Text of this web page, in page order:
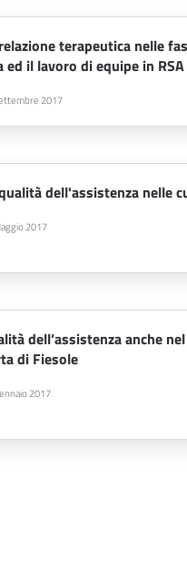
terapeutica nelle
ed il lavoro di equipe in RSA
2017
dell'assistenza nelle
2017
dell’assistenza anche
di Fiesole
2017